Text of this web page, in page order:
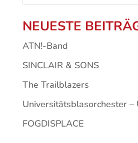
NEUESTE
ATN!-Band
SINCLAIR & SONS
The Trailblazers
Universitätsblasorchester –
FOGDISPLACE